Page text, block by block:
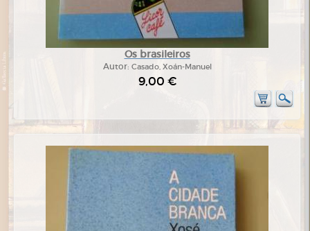
Os brasileiros
Autor: Casado, Xoán-Manuel
9,00 €